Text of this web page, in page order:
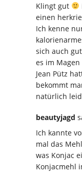
Klingt gut
einen
Ich kenne
sich auch
es im
Jean Pütz
bekommt
natürlich
beautyjagd
Ich kannte
mal das
was Konjac
Konjacmehl